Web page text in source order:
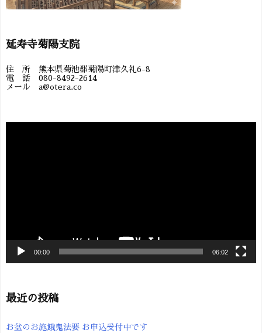
延寿寺菊陽支院
住 所 熊本県菊池郡菊陽町津久礼6-8
電 話 080-8492-2614
メール a@otera.co
00:00 06:02
最近の投稿
お盆のお施餓鬼法要 お申込受付中です